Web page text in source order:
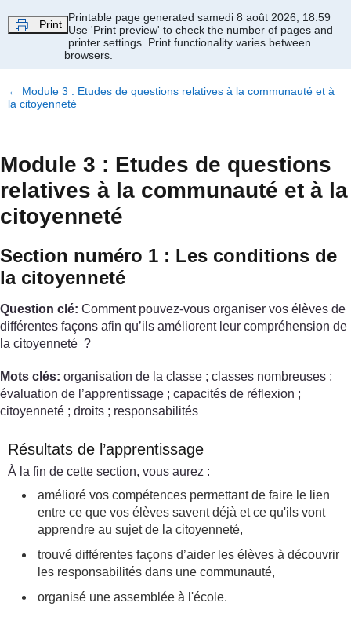
Print
Printable page generated samedi 8 août 2026, 18:59
Use 'Print preview' to check the number of pages and
printer settings. Print functionality varies between
browsers.
← Module 3 : Etudes de questions relatives à la communauté et à
la citoyenneté
Module 3 : Etudes de questions
relatives à la communauté et à la
citoyenneté
Section numéro 1 : Les conditions de
la citoyenneté
Question clé: Comment pouvez-vous organiser vos élèves de
différentes façons afin qu’ils améliorent leur compréhension de
la citoyenneté ?
Mots clés: organisation de la classe ; classes nombreuses ;
évaluation de l’apprentissage ; capacités de réflexion ;
citoyenneté ; droits ; responsabilités
Résultats de l’apprentissage
À la fin de cette section, vous aurez :
amélioré vos compétences permettant de faire le lien
entre ce que vos élèves savent déjà et ce qu'ils vont
apprendre au sujet de la citoyenneté,
trouvé différentes façons d’aider les élèves à découvrir
les responsabilités dans une communauté,
organisé une assemblée à l'école.